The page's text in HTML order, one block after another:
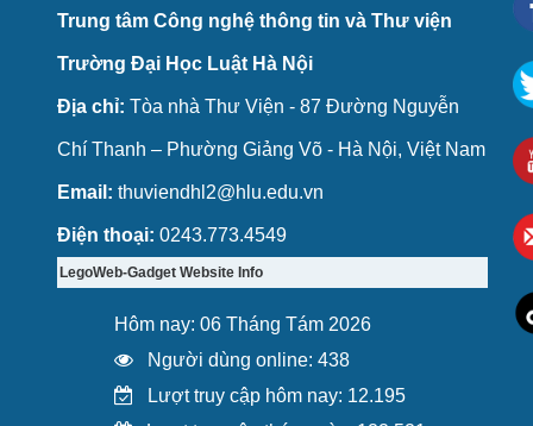
Trung tâm Công nghệ thông tin và Thư viện
Trường Đại Học Luật Hà Nội
Địa chỉ: Tòa nhà Thư Viện - 87 Đường Nguyễn
Chí Thanh – Phường Giảng Võ - Hà Nội, Việt Nam
Email: thuviendhl2@hlu.edu.vn
Điện thoại: 0243.773.4549
LegoWeb-Gadget Website Info
Hôm nay: 06 Tháng Tám 2026
Người dùng online: 438
Lượt truy cập hôm nay: 12.195